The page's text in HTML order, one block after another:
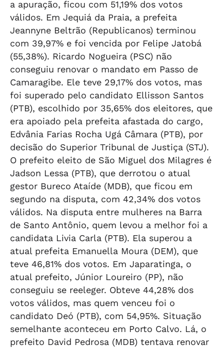
a apuração, ficou com 51,19% dos votos
válidos. Em Jequiá da Praia, a prefeita
Jeannyne Beltrão (Republicanos) terminou
com 39,97% e foi vencida por Felipe Jatobá
(55,38%). Ricardo Nogueira (PSC) não
conseguiu renovar o mandato em Passo de
Camaragibe. Ele teve 29,17% dos votos, mas
foi superado pelo candidato Ellisson Santos
(PTB), escolhido por 35,65% dos eleitores, que
era apoiado pela prefeita afastada do cargo,
Edvânia Farias Rocha Ugá Câmara (PTB), por
decisão do Superior Tribunal de Justiça (STJ).
O prefeito eleito de São Miguel dos Milagres é
Jadson Lessa (PTB), que derrotou o atual
gestor Bureco Ataíde (MDB), que ficou em
segundo na disputa, com 42,34% dos votos
válidos. Na disputa entre mulheres na Barra
de Santo Antônio, quem levou a melhor foi a
candidata Livia Carla (PTB). Ela superou a
atual prefeita Emanuella Moura (DEM), que
teve 46,81% dos votos. Em Japaratinga, o
atual prefeito, Júnior Loureiro (PP), não
conseguiu se reeleger. Obteve 44,28% dos
votos válidos, mas quem venceu foi o
candidato Deó (PTB), com 54,95%. Situação
semelhante aconteceu em Porto Calvo. Lá, o
prefeito David Pedrosa (MDB) tentava renovar